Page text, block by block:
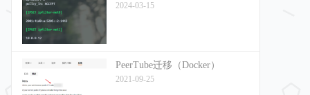
2024-03-15
PeerTube迁移（Docker）
2021-09-25